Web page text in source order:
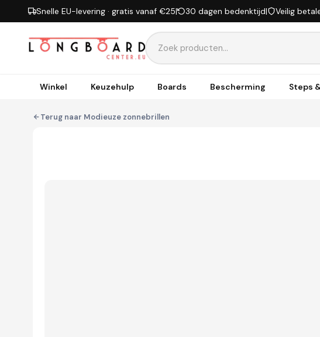
Ga naar inhoudSnelle EU-levering · gratis vanaf €25| 30 dagen bedenktijd| Veilig
Winkel Keuzehulp Boards Bescherming Steps
Terug naar Modieuze zonnebrillen